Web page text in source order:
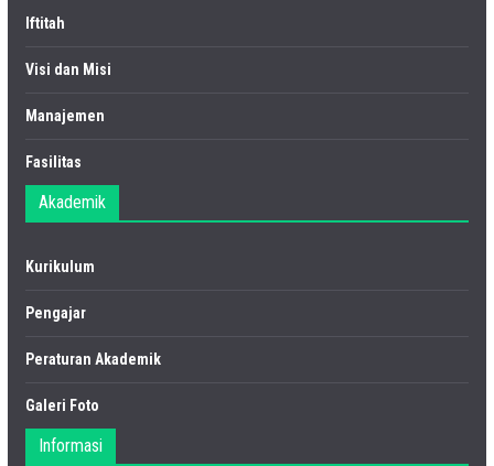
Iftitah
Visi dan Misi
Manajemen
Fasilitas
Akademik
Kurikulum
Pengajar
Peraturan Akademik
Galeri Foto
Informasi